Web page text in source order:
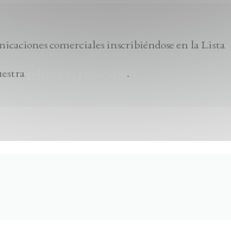
comerciales inscribiéndose en la Lista
.